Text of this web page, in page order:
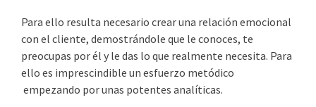
Para ello resulta necesario crear una relación emocional
con el cliente, demostrándole que le conoces, te
preocupas por él y le das lo que realmente necesita. Para
ello es imprescindible un esfuerzo metódico
empezando por unas potentes analíticas.